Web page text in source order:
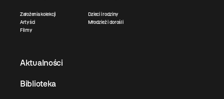
Założenia kolekcji
Artyści
Filmy
Dzieci i rodziny
Młodzież i dorośli
Aktualności
Biblioteka